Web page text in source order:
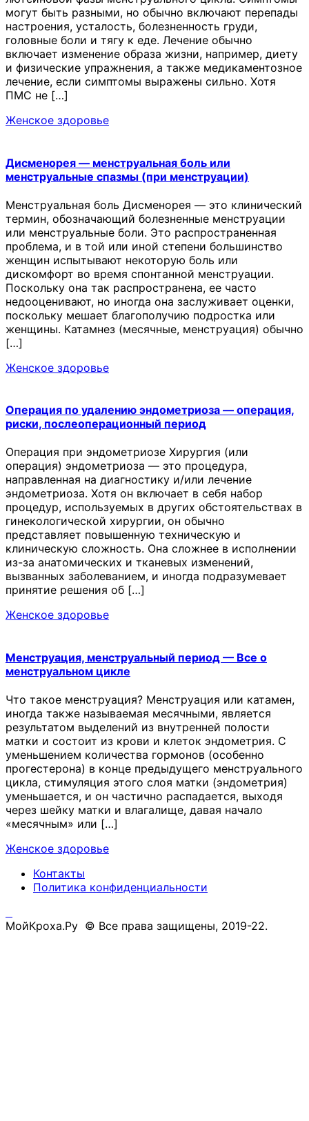
могут быть разными, но обычно включают перепады
настроения, усталость, болезненность груди,
головные боли и тягу к еде. Лечение обычно
включает изменение образа жизни, например, диету
и физические упражнения, а также медикаментозное
лечение, если симптомы выражены сильно. Хотя
ПМС не […]
Женское здоровье
Дисменорея — менструальная боль или
менструальные спазмы (при менструации)
Менструальная боль Дисменорея — это клинический
термин, обозначающий болезненные менструации
или менструальные боли. Это распространенная
проблема, и в той или иной степени большинство
женщин испытывают некоторую боль или
дискомфорт во время спонтанной менструации.
Поскольку она так распространена, ее часто
недооценивают, но иногда она заслуживает оценки,
поскольку мешает благополучию подростка или
женщины. Катамнез (месячные, менструация) обычно
[…]
Женское здоровье
Операция по удалению эндометриоза — операция,
риски, послеоперационный период
Операция при эндометриозе Хирургия (или
операция) эндометриоза — это процедура,
направленная на диагностику и/или лечение
эндометриоза. Хотя он включает в себя набор
процедур, используемых в других обстоятельствах в
гинекологической хирургии, он обычно
представляет повышенную техническую и
клиническую сложность. Она сложнее в исполнении
из-за анатомических и тканевых изменений,
вызванных заболеванием, и иногда подразумевает
принятие решения об […]
Женское здоровье
Менструация, менструальный период — Все о
менструальном цикле
Что такое менструация? Менструация или катамен,
иногда также называемая месячными, является
результатом выделений из внутренней полости
матки и состоит из крови и клеток эндометрия. С
уменьшением количества гормонов (особенно
прогестерона) в конце предыдущего менструального
цикла, стимуляция этого слоя матки (эндометрия)
уменьшается, и он частично распадается, выходя
через шейку матки и влагалище, давая начало
«месячным» или […]
Женское здоровье
Контакты
Политика конфиденциальности
МойКроха.Ру © Все права защищены, 2019-22.